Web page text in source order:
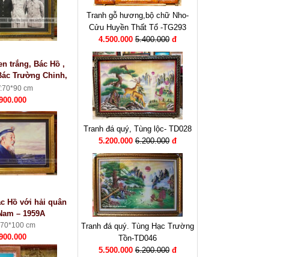
trắng, Bác Hồ ,
Trường Chinh,
Đồng – vn037
cm
Hồ với hải quân
– 1959A
cm
Tranh gỗ hương,bộ chữ Nho-
Cửu Huyền Thất Tổ -TG293
4.500.000 5.400.000đ
Tranh đá quý, Tùng lộc- TD028
5.200.000 6.200.000đ
Tranh đá quý. Tùng Hạc Trường
Tồn-TD046
5.500.000 6.200.000đ